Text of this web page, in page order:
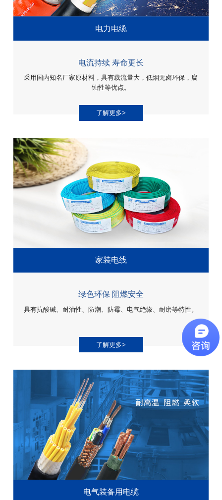
电力电缆
电流持续 寿命更长
采用国内知名厂家原材料，具有载流量大，低烟无卤环保，腐
蚀性等优点。
了解更多>
家装电线
绿色环保 阻燃安全
具有抗酸碱、耐油性、防潮、防霉、电气绝缘、耐磨等特性。
了解更多>
电气装备用电缆